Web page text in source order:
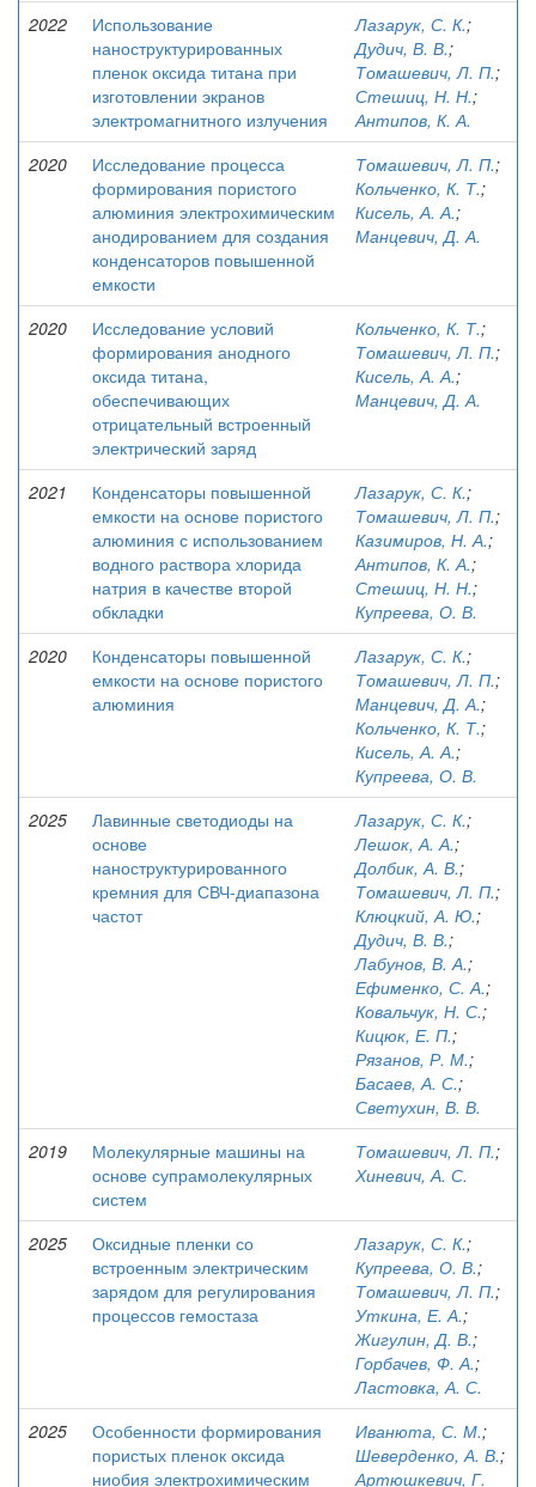
2022
Использование
наноструктурированных
пленок оксида титана при
изготовлении экранов
электромагнитного излучения
Лазарук, С. К.;
Дудич, В. В.;
Томашевич, Л. П.;
Стешиц, Н. Н.;
Антипов, К. А.
2020
Исследование процесса
формирования пористого
алюминия электрохимическим
анодированием для создания
конденсаторов повышенной
емкости
Томашевич, Л. П.;
Кольченко, К. Т.;
Кисель, А. А.;
Манцевич, Д. А.
2020
Исследование условий
формирования анодного
оксида титана,
обеспечивающих
отрицательный встроенный
электрический заряд
Кольченко, К. Т.;
Томашевич, Л. П.;
Кисель, А. А.;
Манцевич, Д. А.
2021
Конденсаторы повышенной
емкости на основе пористого
алюминия с использованием
водного раствора хлорида
натрия в качестве второй
обкладки
Лазарук, С. К.;
Томашевич, Л. П.;
Казимиров, Н. А.;
Антипов, К. А.;
Стешиц, Н. Н.;
Купреева, О. В.
2020
Конденсаторы повышенной
емкости на основе пористого
алюминия
Лазарук, С. К.;
Томашевич, Л. П.;
Манцевич, Д. А.;
Кольченко, К. Т.;
Кисель, А. А.;
Купреева, О. В.
2025
Лавинные светодиоды на
основе
наноструктурированного
кремния для СВЧ-диапазона
частот
Лазарук, С. К.;
Лешок, А. А.;
Долбик, А. В.;
Томашевич, Л. П.;
Клюцкий, А. Ю.;
Дудич, В. В.;
Лабунов, В. А.;
Ефименко, С. А.;
Ковальчук, Н. С.;
Кицюк, Е. П.;
Рязанов, Р. М.;
Басаев, А. С.;
Светухин, В. В.
2019
Молекулярные машины на
основе супрамолекулярных
систем
Томашевич, Л. П.;
Хиневич, А. С.
2025
Оксидные пленки со
встроенным электрическим
зарядом для регулирования
процессов гемостаза
Лазарук, С. К.;
Купреева, О. В.;
Томашевич, Л. П.;
Уткина, Е. А.;
Жигулин, Д. В.;
Горбачев, Ф. А.;
Ластовка, А. С.
2025
Особенности формирования
пористых пленок оксида
ниобия электрохимическим
Иванюта, С. М.;
Шеверденко, А. В.;
Артюшкевич, Г.